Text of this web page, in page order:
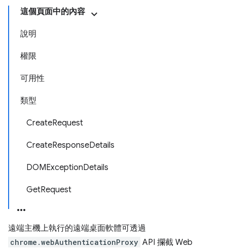
這個頁面中的內容
說明
權限
可用性
類型
CreateRequest
CreateResponseDetails
DOMExceptionDetails
GetRequest
遠端主機上執行的遠端桌面軟體可透過
chrome.webAuthenticationProxy API 攔截 Web